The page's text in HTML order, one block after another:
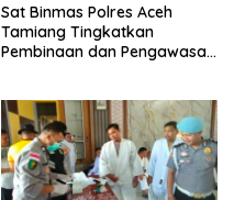
Sat Binmas Polres Aceh
Tamiang Tingkatkan
Pembinaan dan Pengawasan